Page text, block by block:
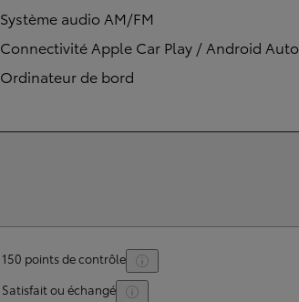
Système audio AM/FM
Connectivité Apple Car Play / Android Auto
Ordinateur de bord
150 points de contrôle
Satisfait ou échangé